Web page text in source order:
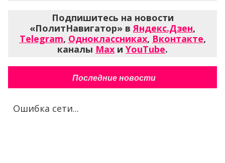
Подпишитесь на новости
«ПолитНавигатор» вЯндекс.Дзен,
Telegram, Одноклассниках, Вконтакте,
каналы Max и YouTube.
Последние новости
Ошибка сети...